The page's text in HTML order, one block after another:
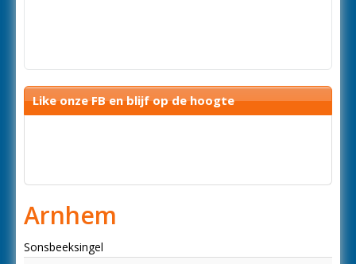
Like onze FB en blijf op de hoogte
Arnhem
Sonsbeeksingel